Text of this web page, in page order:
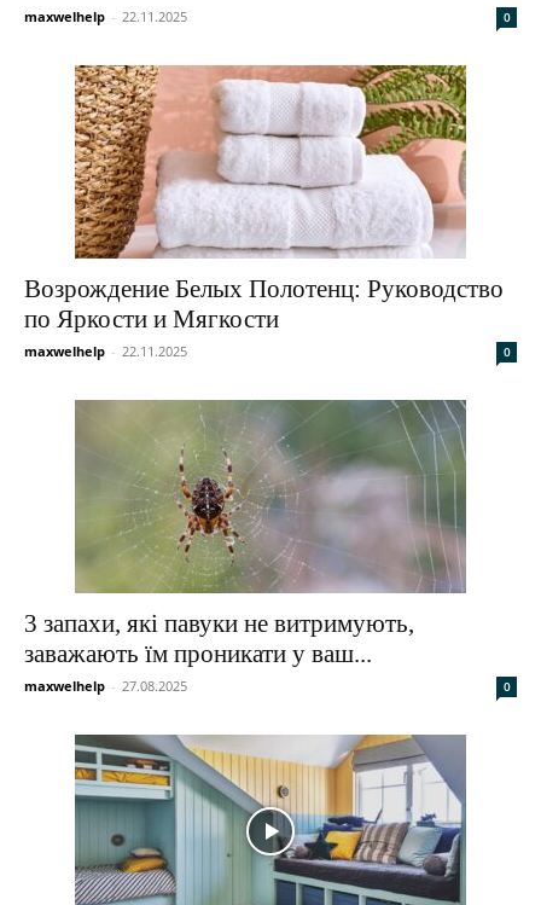
maxwelhelp - 22.11.2025 0
Возрождение Белых Полотенц: Руководство
по Яркости и Мягкости
maxwelhelp - 22.11.2025 0
3 запахи, які павуки не витримують,
заважають їм проникати у ваш...
maxwelhelp - 27.08.2025 0